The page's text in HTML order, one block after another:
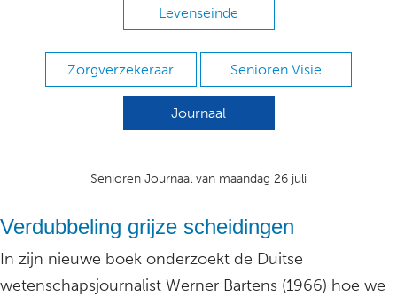
Levenseinde
Zorgverzekeraar Senioren Visie
Journaal
Senioren Journaal van maandag 26 juli
Verdubbeling grijze scheidingen
In zijn nieuwe boek onderzoekt de Duitse
wetenschapsjournalist Werner Bartens (1966) hoe we